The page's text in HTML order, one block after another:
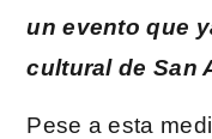
un evento que
cultural de San
Pese a esta